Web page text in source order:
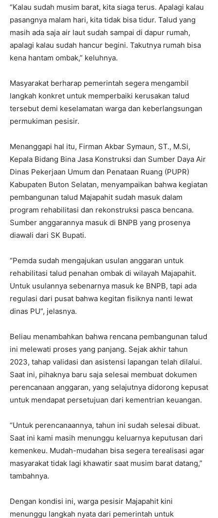
“Kalau sudah musim barat, kita siaga terus. Apalagi kalau
pasangnya malam hari, kita tidak bisa tidur. Talud yang
masih ada saja air laut sudah sampai di dapur rumah,
apalagi kalau sudah hancur begini. Takutnya rumah bisa
kena hantam ombak,” keluhnya.
Masyarakat berharap pemerintah segera mengambil
langkah konkret untuk memperbaiki kerusakan talud
tersebut demi keselamatan warga dan keberlangsungan
permukiman pesisir.
Menanggapi hal itu, Firman Akbar Symaun, ST., M.Si,
Kepala Bidang Bina Jasa Konstruksi dan Sumber Daya Air
Dinas Pekerjaan Umum dan Penataan Ruang (PUPR)
Kabupaten Buton Selatan, menyampaikan bahwa kegiatan
pembangunan talud Majapahit sudah masuk dalam
program rehabilitasi dan rekonstruksi pasca bencana.
Sumber anggarannya masuk di BNPB yang prosenya
diawali dari SK Bupati.
“Pemda sudah mengajukan usulan anggaran untuk
rehabilitasi talud penahan ombak di wilayah Majapahit.
Untuk usulannya sebenarnya masuk ke BNPB, tapi ada
regulasi dari pusat bahwa kegitan fisiknya nanti lewat
dinas PU”, jelasnya.
Beliau menambahkan bahwa rencana pembangunan talud
ini melewati proses yang panjang. Sejak akhir tahun
2023, tahap validasi dan asistensi lapangan telah dilalui.
Saat ini, pihaknya baru saja selesai membuat dokumen
perencanaan anggaran, yang selajutnya didorong kepusat
untuk mendapat persetujuan dari kementrian keuangan.
“Untuk perencanaannya, tahun ini sudah selesai dibuat.
Saat ini kami masih menunggu keluarnya keputusan dari
kemenkeu. Mudah-mudahan bisa segera terealisasi agar
masyarakat tidak lagi khawatir saat musim barat datang,”
tambahnya.
Dengan kondisi ini, warga pesisir Majapahit kini
menunggu langkah nyata dari pemerintah untuk